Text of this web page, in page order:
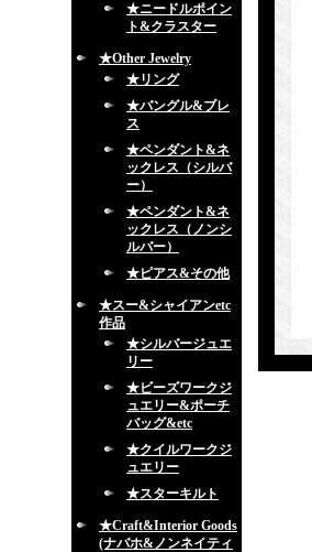
★ニードルポイン
ト&クラスター
★Other Jewelry
★リング
★バングル&ブレ
ス
★ペンダント&ネ
ックレス（シルバ
ー）
★ペンダント&ネ
ックレス（ノンシ
ルバー）
★ピアス&その他
★スー&シャイアンetc
作品
★シルバージュエ
リー
★ビーズワークジ
ュエリー&ポーチ
バッグ&etc
★クイルワークジ
ュエリー
★スターキルト
★Craft&Interior Goods
(ナバホ&ノンネイティ